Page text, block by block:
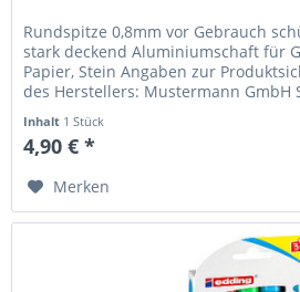
Rundspitze 0,8mm vor Gebrauch
stark deckend Aluminiumschaft für
Papier, Stein Angaben zur
des Herstellers: Mustermann GmbH
Inhalt 1 Stück
4,90 € *
Merken